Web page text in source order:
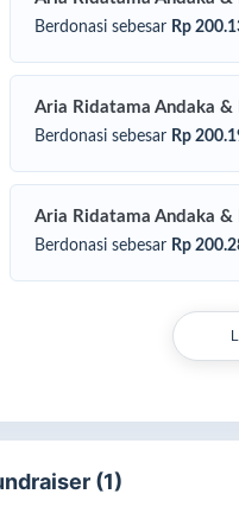
dari pengelolaan Refilling
sosial yang
pendidikan,
program ini, kita akan
dengan
Berdonasi sebesar Rp
Aria Ridatama Andaka &
Berdonasi sebesar Rp
Aria Ridatama Andaka &
Berdonasi sebesar Rp
(1)